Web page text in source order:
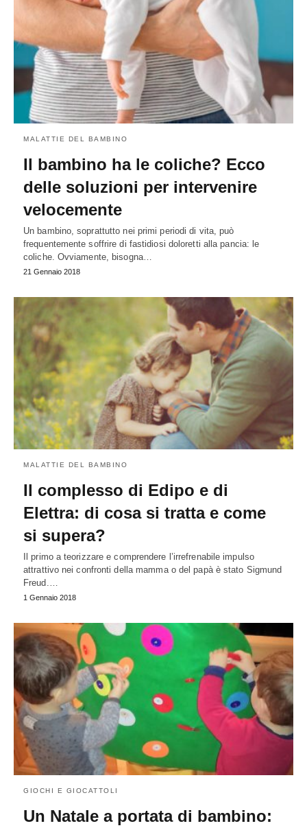
MALATTIE DEL BAMBINO
Il bambino ha le coliche? Ecco
delle soluzioni per intervenire
velocemente
Un bambino, soprattutto nei primi periodi di vita, può
frequentemente soffrire di fastidiosi doloretti alla pancia: le
coliche. Ovviamente, bisogna…
21 Gennaio 2018
MALATTIE DEL BAMBINO
Il complesso di Edipo e di
Elettra: di cosa si tratta e come
si supera?
Il primo a teorizzare e comprendere l’irrefrenabile impulso
attrattivo nei confronti della mamma o del papà è stato Sigmund
Freud.…
1 Gennaio 2018
GIOCHI E GIOCATTOLI
Un Natale a portata di bambino: